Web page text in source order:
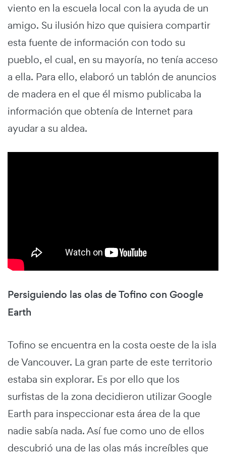
viento en la escuela local con la ayuda de un
amigo. Su ilusión hizo que quisiera compartir
esta fuente de información con todo su
pueblo, el cual, en su mayoría, no tenía acceso
a ella. Para ello, elaboró un tablón de anuncios
de madera en el que él mismo publicaba la
información que obtenía de Internet para
ayudar a su aldea.
Persiguiendo las olas de Tofino con Google
Earth
Tofino se encuentra en la costa oeste de la isla
de Vancouver. La gran parte de este territorio
estaba sin explorar. Es por ello que los
surfistas de la zona decidieron utilizar Google
Earth para inspeccionar esta área de la que
nadie sabía nada. Así fue como uno de ellos
descubrió una de las olas más increíbles que